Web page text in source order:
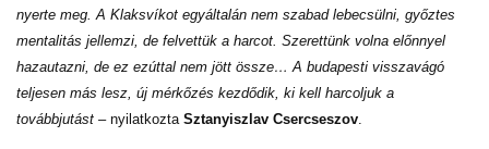
nyerte meg. A Klaksvíkot egyáltalán nem szabad lebecsülni, győztes
mentalitás jellemzi, de felvettük a harcot. Szerettünk volna előnnyel
hazautazni, de ez ezúttal nem jött össze… A budapesti visszavágó
teljesen más lesz, új mérkőzés kezdődik, ki kell harcoljuk a
továbbjutást – nyilatkozta Sztanyiszlav Csercseszov